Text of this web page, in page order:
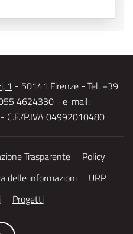
1 - 50141 Firenze - Tel. +39
4624330 - e-mail:
- C.F./P.IVA 04992010480
Trasparente
Policy
delle informazioni
URP
Progetti